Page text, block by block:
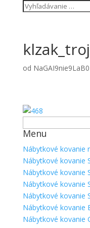
od NaGAI9nie9LaB0
Menu
Nábytkové kovanie
Nábytkové kovanie
Nábytkové kovanie
Nábytkové kovanie
Nábytkové kovanie
Nábytkové kovanie
Nábytkové kovanie